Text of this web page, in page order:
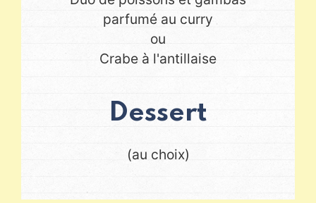
parfumé au curry
ou
Crabe à l'antillaise
Dessert
(au choix)